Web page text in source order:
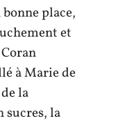
place,
et
à Marie de
la
sucres, la